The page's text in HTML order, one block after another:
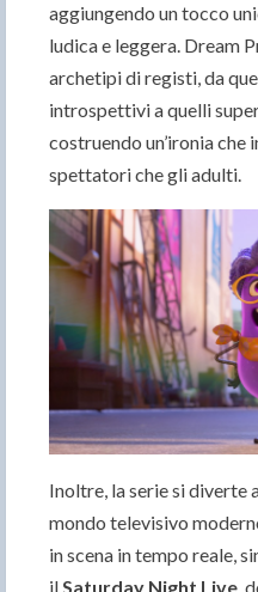
aggiungendo un tocco
ludica e leggera. Dream
archetipi di registi, da
introspettivi a quelli
costruendo un’ironia
spettatori che gli adulti.
Inoltre, la serie si diverte
mondo televisivo
in scena in tempo reale,
il Saturday Night Live ,